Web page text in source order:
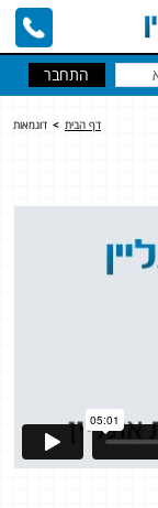
דף הבית > דוגמאות